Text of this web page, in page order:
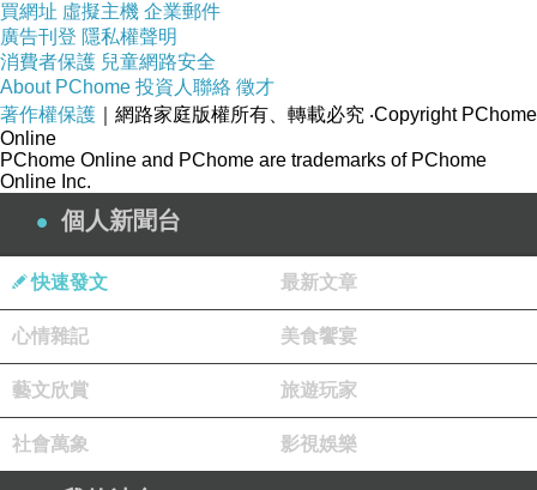
版主回應
當 然 好 囉 ...!
晚安安嘿..風 老
2014-02-26 00:16:05
買網址 虛擬主機 企業郵件
廣告刊登 隱私權聲明
消費者保護 兒童網路安全
About PChome 投資人聯絡 徵才
著作權保護 ｜網路家庭版權所有、轉載必究 ‧Copyright PChome
Online
PChome Online and PChome are trademarks of PChome
Online Inc.
個人新聞台
快速發文 最新文章
心情雜記 美食饗宴
藝文欣賞 旅遊玩家
社會萬象 影視娛樂